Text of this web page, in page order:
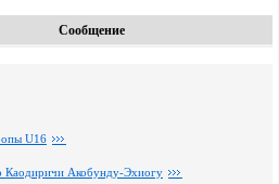
Сообщение
U16
Каодиричи Акобунду-Эхиогу